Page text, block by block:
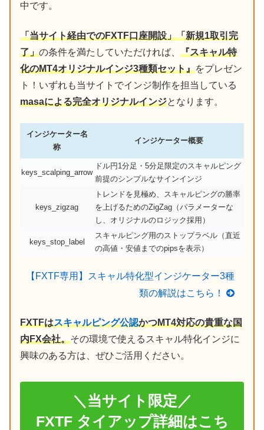
中です。
「当サイト経由でのFXTF口座開設」「新規1取引完
了」の条件を満たしていただければ、 『スキャル特
化のMT4オリジナルインジ3種類セット』をプレゼン
ト！いずれも当サイトでインジ制作を担当している
masaによる完全オリジナルインジとなります。
インジケーター名
称
インジケーター概要
keys_scalping_arrow
ドル円1分足・5分足限定のスキャルピング
前提のシンプルなサインインジ
keys_zigzag
トレンドを見極め、スキャルピングの勝率
を上げるためのZigZag（パラメーターな
し、オリジナルのロジック採用）
keys_stop_label
スキャルピング用のストップラベル（直近
の高値・安値までのpipsを表示）
【FXTF専用】スキャル特化型インジケーター3種
類の解説はこちら！
FXTFはスキャルピング公認かつMT4対応の貴重な国
内FX会社。その環境で使えるスキャル特化インジに
興味のある方は、ぜひご活用ください。
＼当サイト限定／
FXTF タイアップ詳細はこち